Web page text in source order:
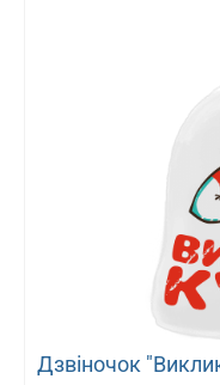
Дзвіночок